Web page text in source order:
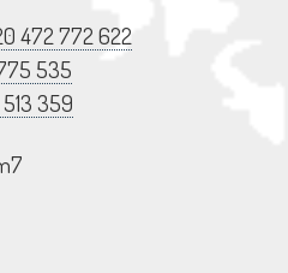
472 772 622
535
359